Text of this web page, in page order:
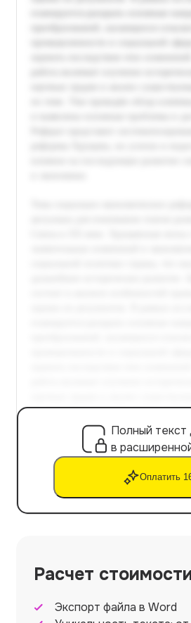
Полный текст
в
Оплатить
Расчет
Экспорт файла в Word